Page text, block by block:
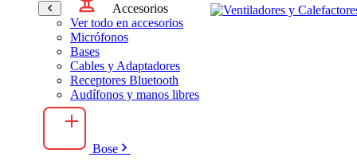
Accesorios
Ver todo en accesorios
Micrófonos
Bases
Cables y Adaptadores
Receptores Bluetooth
Audífonos y manos libres
Bose